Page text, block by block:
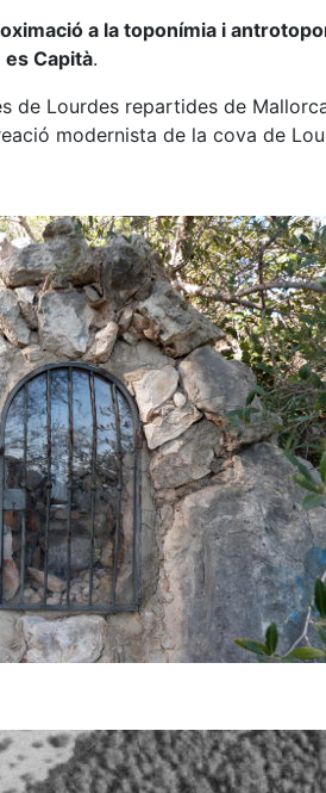
a la toponímia i
es Capità.
de Lourdes repartides de
modernista de la cova de